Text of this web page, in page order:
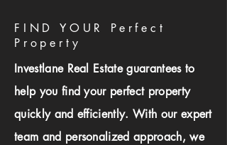
FIND YOUR Perfect
Property
Investlane Real Estate guarantees to
help you find your perfect property
quickly and efficiently. With our expert
team and personalized approach, we